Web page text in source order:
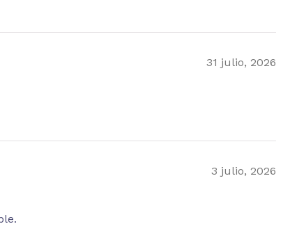
31 julio, 2026
3 julio, 2026